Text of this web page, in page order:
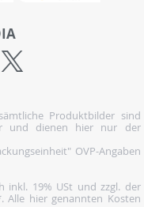
Produktbilder sind
und dienen hier nur der
OVP-Angaben
inkl. 19% USt und zzgl. der
Alle hier genannten Kosten